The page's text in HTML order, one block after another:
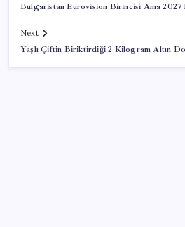
Bulgaristan Eurovision Birincisi Ama 2027
Next
Yaşlı Çiftin Biriktirdiği 2 Kilogram Altın